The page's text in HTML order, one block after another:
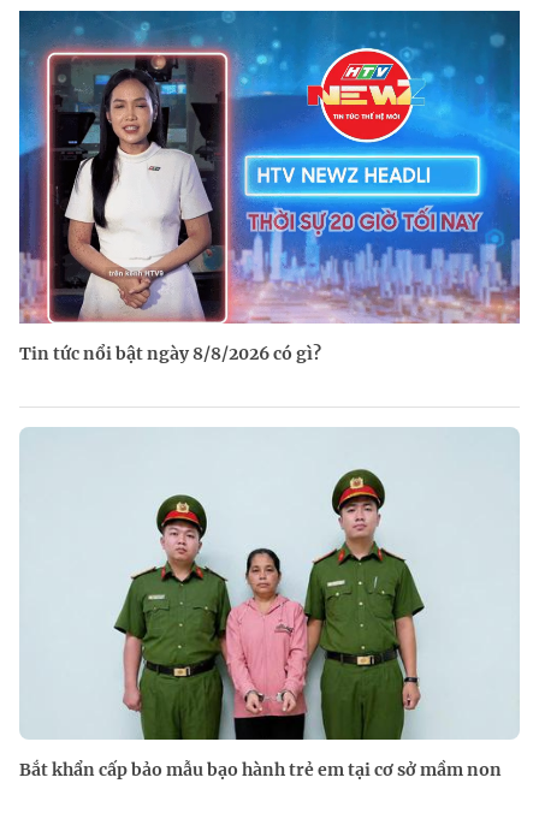
Tin tức nổi bật ngày 8/8/2026 có gì?
Bắt khẩn cấp bảo mẫu bạo hành trẻ em tại cơ sở mầm non